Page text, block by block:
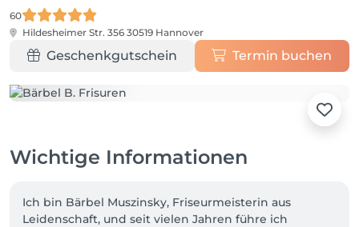
60
Hildesheimer Str. 356 30519 Hannover
Geschenkgutschein Termin buchen
Wichtige Informationen
Ich bin Bärbel Muszinsky, Friseurmeisterin aus
Leidenschaft, und seit vielen Jahren führe ich